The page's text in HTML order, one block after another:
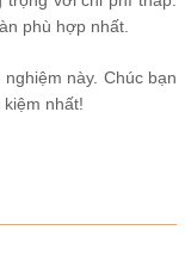
phù hợp nhất.
này. Chúc bạn
nhất!